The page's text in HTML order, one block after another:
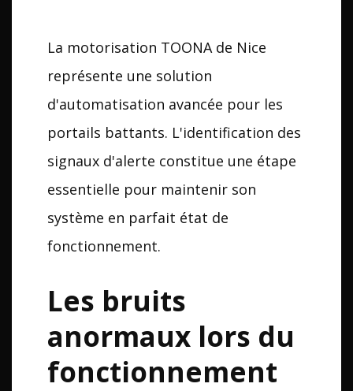
La motorisation TOONA de Nice
représente une solution
d'automatisation avancée pour les
portails battants. L'identification des
signaux d'alerte constitue une étape
essentielle pour maintenir son
système en parfait état de
fonctionnement.
Les bruits
anormaux lors du
fonctionnement